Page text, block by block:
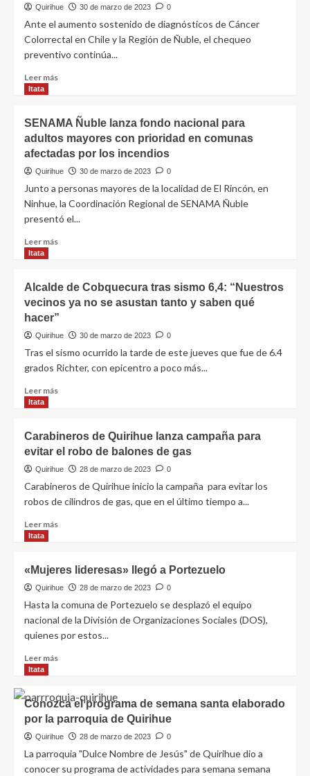
Quirihue 30 de marzo de 2023 0
Ante el aumento sostenido de diagnósticos de Cáncer
Colorrectal en Chile y la Región de Ñuble, el chequeo
preventivo continúa...
Leer más
Itata
SENAMA Ñuble lanza fondo nacional para
adultos mayores con prioridad en comunas
afectadas por los incendios
Quirihue 30 de marzo de 2023 0
Junto a personas mayores de la localidad de El Rincón, en
Ninhue, la Coordinación Regional de SENAMA Ñuble
presentó el...
Leer más
Itata
Alcalde de Cobquecura tras sismo 6,4: “Nuestros
vecinos ya no se asustan tanto y saben qué
hacer”
Quirihue 30 de marzo de 2023 0
Tras el sismo ocurrido la tarde de este jueves que fue de 6.4
grados Richter, con epicentro a poco más...
Leer más
Itata
Carabineros de Quirihue lanza campaña para
evitar el robo de balones de gas
Quirihue 28 de marzo de 2023 0
Carabineros de Quirihue inicio la campaña para evitar los
robos de cilindros de gas, que en el último tiempo a...
Leer más
Itata
«Mujeres lideresas» llegó a Portezuelo
Quirihue 28 de marzo de 2023 0
Hasta la comuna de Portezuelo se desplazó el equipo
nacional de la División de Organizaciones Sociales (DOS),
quienes por estos...
Leer más
Itata
Conozca el programa de semana santa elaborado
por la parroquia de Quirihue
Quirihue 28 de marzo de 2023 0
La parroquia "Dulce Nombre de Jesús" de Quirihue dio a
conocer su programa de actividades para semana semana